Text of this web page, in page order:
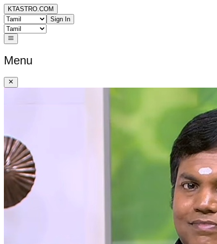
KTASTRO.COM
Sign In
Menu